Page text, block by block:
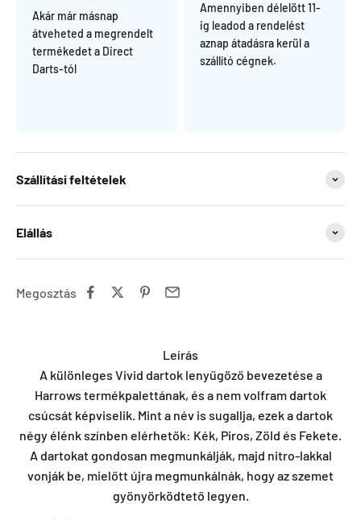
Akár már másnap
átveheted a megrendelt
termékedet a Direct
Darts-tól
Amennyiben délelött 11-
ig leadod a rendelést
aznap átadásra kerül a
szállító cégnek.
Szállítási feltételek
Elállás
Megosztás
Leírás
A különleges Vivid dartok lenyűgöző bevezetése a
Harrows termékpalettának, és a nem volfram dartok
csúcsát képviselik. Mint a név is sugallja, ezek a dartok
négy élénk színben elérhetők: Kék, Piros, Zöld és Fekete.
A dartokat gondosan megmunkálják, majd nitro-lakkal
vonják be, mielőtt újra megmunkálnák, hogy az szemet
gyönyörködtető legyen.